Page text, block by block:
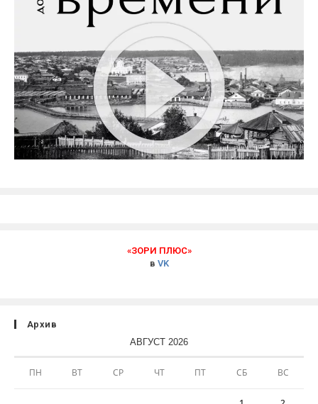
«ЗОРИ ПЛЮС»
в VK
Архив
АВГУСТ 2026
ПН ВТ СР ЧТ ПТ СБ ВС